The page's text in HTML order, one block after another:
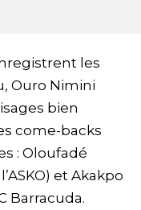
les
Ouro Nimini
bien
come-backs
: Oloufadé
et Akakpo
Barracuda.